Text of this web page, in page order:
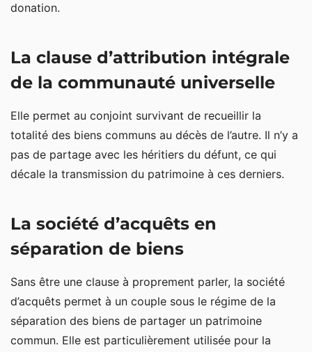
donation.
La clause d’attribution intégrale
de la communauté universelle
Elle permet au conjoint survivant de recueillir la
totalité des biens communs au décès de l’autre. Il n’y a
pas de partage avec les héritiers du défunt, ce qui
décale la transmission du patrimoine à ces derniers.
La société d’acquêts en
séparation de biens
Sans être une clause à proprement parler, la société
d’acquêts permet à un couple sous le régime de la
séparation des biens de partager un patrimoine
commun. Elle est particulièrement utilisée pour la